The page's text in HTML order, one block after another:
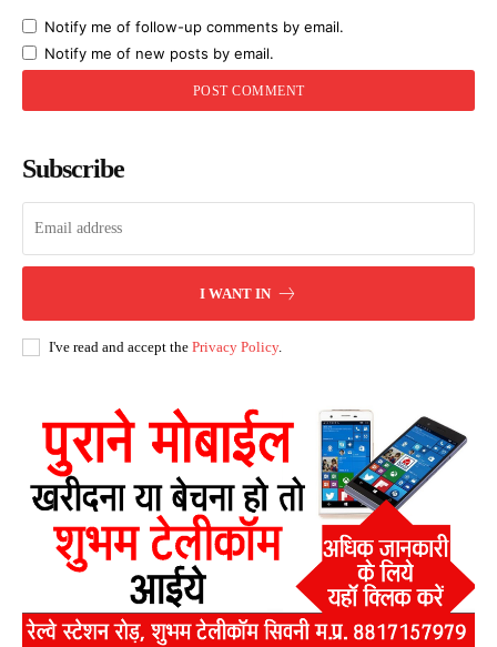
Notify me of follow-up comments by email.
Notify me of new posts by email.
Subscribe
I WANT IN
I've read and accept the Privacy Policy.